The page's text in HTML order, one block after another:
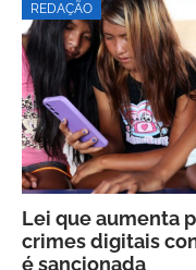
REDAÇÃO
Lei que aumenta
crimes digitais
é sancionada